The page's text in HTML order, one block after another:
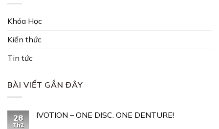
Khóa Học
Kiến thức
Tin tức
BÀI VIẾT GẦN ĐÂY
28
Th2
IVOTION – ONE DISC. ONE DENTURE!